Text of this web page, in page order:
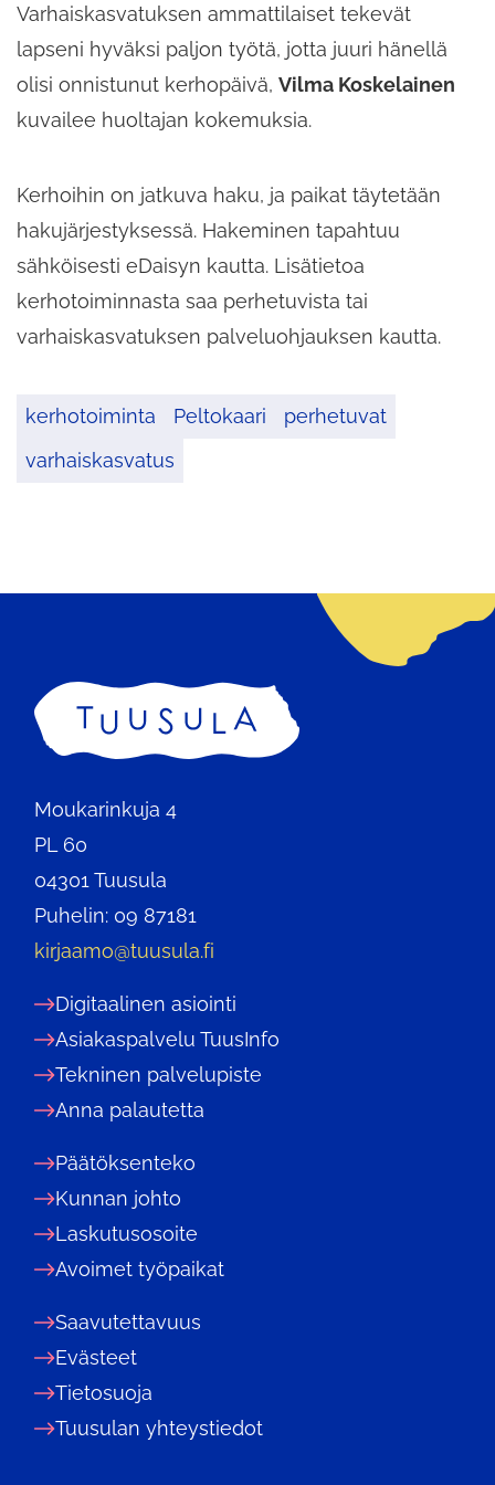
Varhaiskasvatuksen ammattilaiset tekevät
lapseni hyväksi paljon työtä, jotta juuri hänellä
olisi onnistunut kerhopäivä, Vilma Koskelainen
kuvailee huoltajan kokemuksia.
Kerhoihin on jatkuva haku, ja paikat täytetään
hakujärjestyksessä. Hakeminen tapahtuu
sähköisesti eDaisyn kautta. Lisätietoa
kerhotoiminnasta saa perhetuvista tai
varhaiskasvatuksen palveluohjauksen kautta.
kerhotoiminta Peltokaari
perhetuvat
varhaiskasvatus
Etusivu
Moukarinkuja 4
PL 60
04301 Tuusula
Puhelin: 09 87181
kirjaamo@tuusula.fi
Digitaalinen asiointi
Asiakaspalvelu TuusInfo
Tekninen palvelupiste
Anna palautetta
Päätöksenteko
Kunnan johto
Laskutusosoite
Avoimet työpaikat
Saavutettavuus
Evästeet
Tietosuoja
Tuusulan yhteystiedot